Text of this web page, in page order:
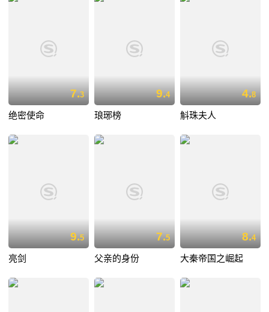
7.3
绝密使命
9.4
琅琊榜
4.8
斛珠夫人
9.5
亮剑
7.5
父亲的身份
8.4
大秦帝国之崛起